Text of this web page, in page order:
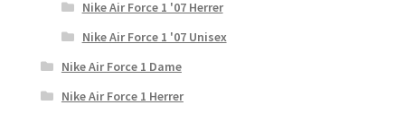
Nike Air Force 1 '07 Herrer
Nike Air Force 1 '07 Unisex
Nike Air Force 1 Dame
Nike Air Force 1 Herrer